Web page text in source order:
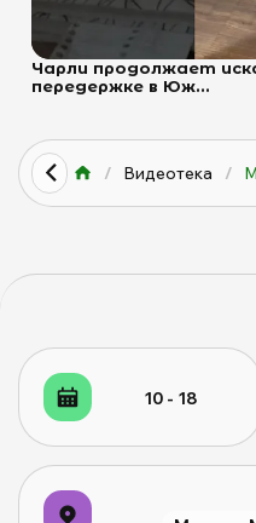
Чарли продолжает
передержке в Юж...
/ Видеотека /
10 - 18